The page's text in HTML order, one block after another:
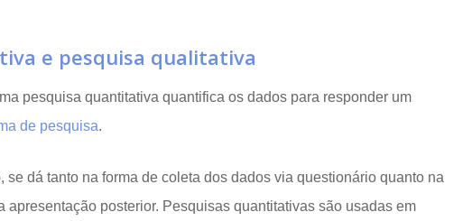
e pesquisa qualitativa
pesquisa quantitativa quantifica os dados para responder um
de pesquisa.
se dá tanto na forma de coleta dos dados via questionário quanto na
apresentação posterior. Pesquisas quantitativas são usadas em